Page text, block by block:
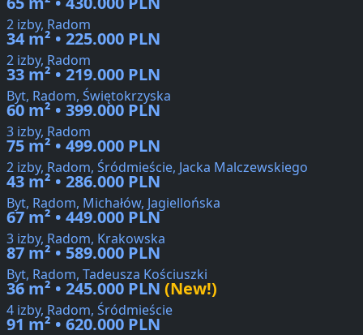
2 izby, Radom
34 m² • 225.000 PLN
2 izby, Radom
33 m² • 219.000 PLN
Byt, Radom, Świętokrzyska
60 m² • 399.000 PLN
3 izby, Radom
75 m² • 499.000 PLN
2 izby, Radom, Śródmieście, Jacka Malczewskiego
43 m² • 286.000 PLN
Byt, Radom, Michałów, Jagiellońska
67 m² • 449.000 PLN
3 izby, Radom, Krakowska
87 m² • 589.000 PLN
Byt, Radom, Tadeusza Kościuszki
36 m² • 245.000 PLN (New!)
4 izby, Radom, Śródmieście
91 m² • 620.000 PLN